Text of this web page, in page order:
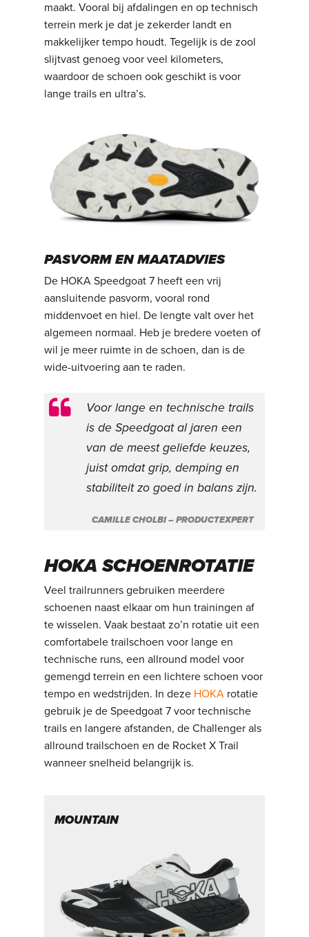
maakt. Vooral bij afdalingen en op technisch
terrein merk je dat je zekerder landt en
makkelijker tempo houdt. Tegelijk is de zool
slijtvast genoeg voor veel kilometers,
waardoor de schoen ook geschikt is voor
lange trails en ultra’s.
PASVORM EN MAATADVIES
De HOKA Speedgoat 7 heeft een vrij
aansluitende pasvorm, vooral rond
middenvoet en hiel. De lengte valt over het
algemeen normaal. Heb je bredere voeten of
wil je meer ruimte in de schoen, dan is de
wide-uitvoering aan te raden.
Voor lange en technische trails
is de Speedgoat al jaren een
van de meest geliefde keuzes,
juist omdat grip, demping en
stabiliteit zo goed in balans zijn.
CAMILLE CHOLBI – PRODUCTEXPERT
HOKA SCHOENROTATIE
Veel trailrunners gebruiken meerdere
schoenen naast elkaar om hun trainingen af
te wisselen. Vaak bestaat zo’n rotatie uit een
comfortabele trailschoen voor lange en
technische runs, een allround model voor
gemengd terrein en een lichtere schoen voor
tempo en wedstrijden. In deze HOKA rotatie
gebruik je de Speedgoat 7 voor technische
trails en langere afstanden, de Challenger als
allround trailschoen en de Rocket X Trail
wanneer snelheid belangrijk is.
MOUNTAIN